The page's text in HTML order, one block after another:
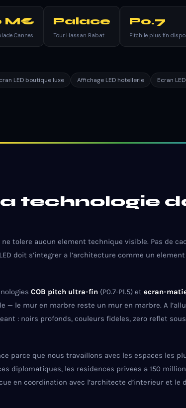
M€
Cannes
Palace
Tour Hassan Rabat
P0.7
Pitch le plus fin
LED boutique luxe Affichage LED hotellerie
Ecran
technologie
tolere aucun element technique visible. Pas de
doit s’integrer a l’architecture comme un
COB pitch ultra-fin (P0.7-P1.5) et ecran-
— le mur en marbre reste un mur en marbre. A
: noirs profonds, couleurs fideles, zero reflet
parce que nous travaillons avec les espaces les
diplomatiques, les residences privees a 150
en coordination avec l’architecte d’interieur et le